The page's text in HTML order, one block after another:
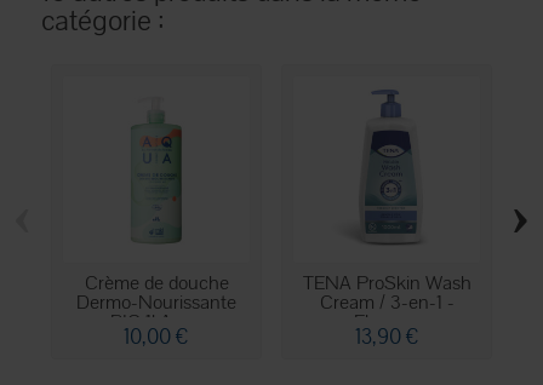
catégorie :
Crème de douche
Dermo-Nourissante
BIO 1l Aqua
10,00 €
TENA ProSkin Wash
Cream / 3-en-1 -
Flacon...
13,90 €
›